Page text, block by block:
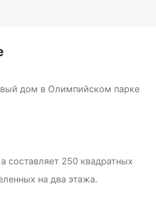
дом в Олимпийском парке
составляет 250 квадратных
на два этажа.